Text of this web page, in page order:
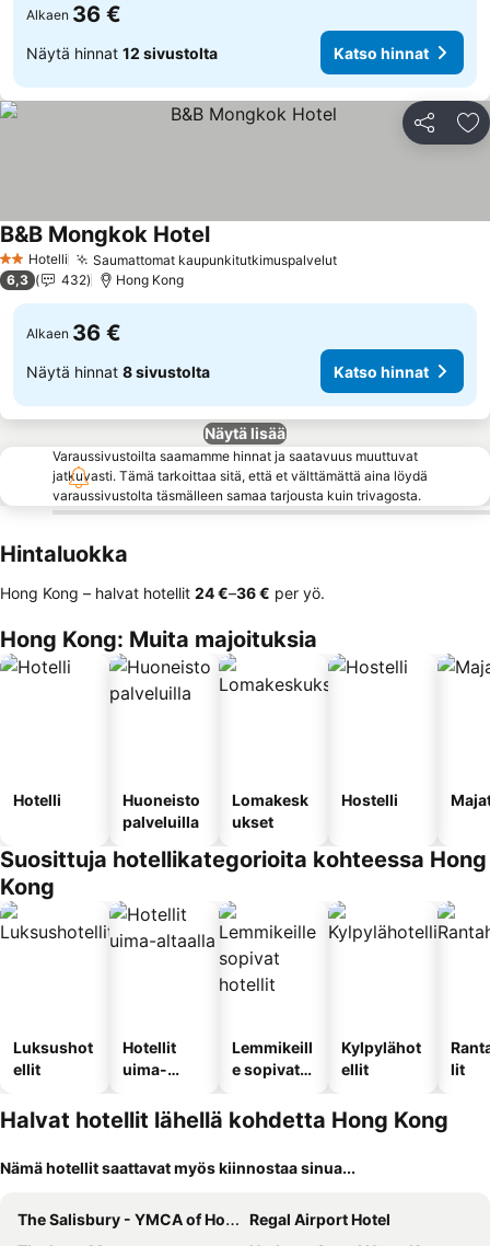
Alkaen 36 €
Näytä hinnat 12 sivustolta Katso hinnat
Jaa
2 Tähtiluokitus
Hotelli Saumattomat kaupunkitutkimuspalvelut
B&B Mongkok Hotel
6,3 432 Hong Kong
Alkaen 36 €
Näytä hinnat 8 sivustolta Katso hinnat
Näytä lisää
Varaussivustoilta saamamme hinnat ja saatavuus muuttuvat
jatkuvasti. Tämä tarkoittaa sitä, että et välttämättä aina löydä
varaussivustolta täsmälleen samaa tarjousta kuin trivagosta.
Hintaluokka
Hong Kong – halvat hotellit ‎24 €–‎36 € per yö.
Hong Kong: Muita majoituksia
Hotelli
Huoneisto
palveluilla
Lomakesk
ukset
Hostelli
Suosittuja hotellikategorioita kohteessa Hong
Kong
Luksushot
ellit
Hotellit
uima-
Lemmikeill
e sopivat
Kylpylähot
ellit
lit
Halvat hotellit lähellä kohdetta Hong Kong
Nämä hotellit saattavat myös kiinnostaa sinua...
The Salisbury - YMCA of Hong Kong
Regal Airport Hotel